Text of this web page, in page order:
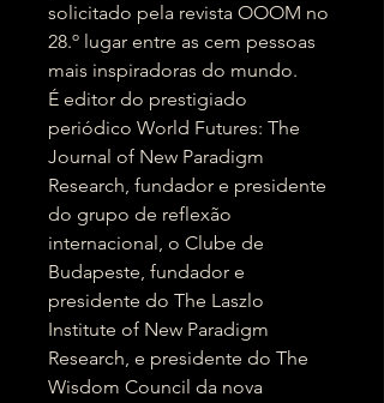
solicitado pela revista OOOM no
28.º lugar entre as cem pessoas
mais inspiradoras do mundo.
É editor do prestigiado
periódico World Futures: The
Journal of New Paradigm
Research, fundador e presidente
do grupo de reflexão
internacional, o Clube de
Budapeste, fundador e
presidente do The Laszlo
Institute of New Paradigm
Research, e presidente do The
Wisdom Council da nova